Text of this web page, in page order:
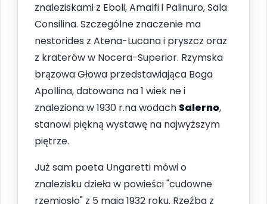
znaleziskami z Eboli, Amalfi i Palinuro, Sala
Consilina. Szczególne znaczenie ma
nestorides z Atena-Lucana i pryszcz oraz
z kraterów w Nocera-Superior. Rzymska
brązowa Głowa przedstawiająca Boga
Apollina, datowana na 1 wiek ne i
znaleziona w 1930 r.na wodach Salerno,
stanowi piękną wystawę na najwyższym
piętrze.
Już sam poeta Ungaretti mówi o
znalezisku dzieła w powieści "cudowne
rzemiosło" z 5 maja 1932 roku. Rzeźba z